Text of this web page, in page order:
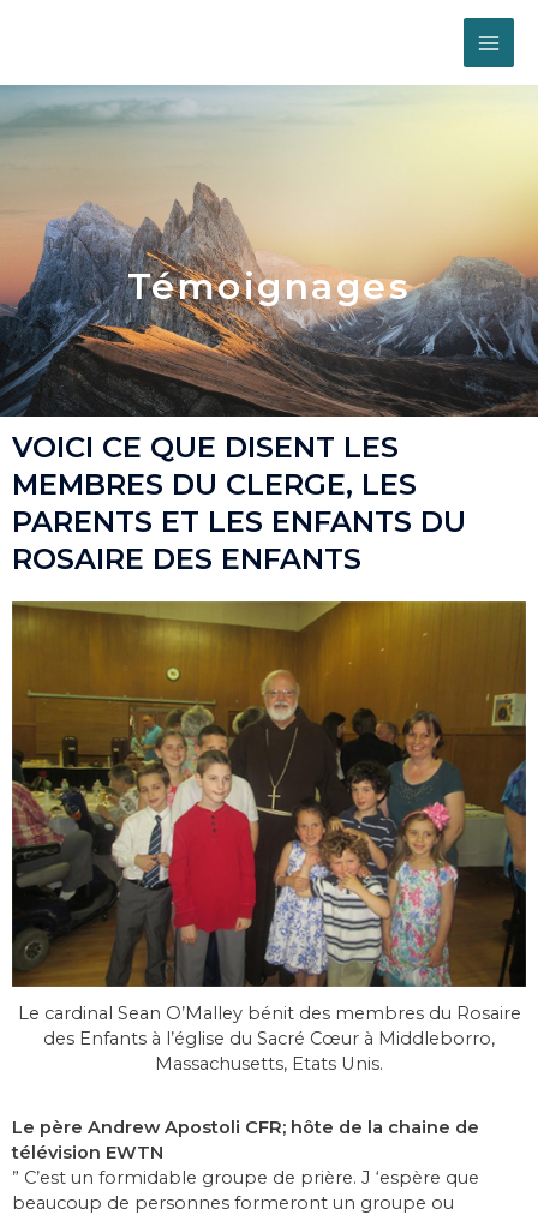
Témoignages
VOICI CE QUE DISENT LES
MEMBRES DU CLERGE, LES
PARENTS ET LES ENFANTS DU
ROSAIRE DES ENFANTS
Le cardinal Sean O’Malley bénit des membres du Rosaire
des Enfants à l’église du Sacré Cœur à Middleborro,
Massachusetts, Etats Unis.
Le père Andrew Apostoli CFR; hôte de la chaine de
télévision EWTN
” C’est un formidable groupe de prière. J ‘espère que
beaucoup de personnes formeront un groupe ou